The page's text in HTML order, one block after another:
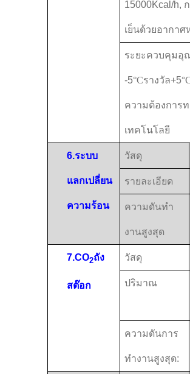
15000Kcal/h,
เย็นด้วยอากาศ
ระยะควบคุมอุ
-5°Cรางวัล+5
ความต้องการท
เทคโนโลยี
6.ระบบ
แลกเปลี่ยน
ความร้อน
วัสดุ
รายละเอียด
ความดันทํา
งานสูงสุด
7.CO2ถัง
สต๊อก
วัสดุ
ปริมาณ
ความดันการ
ทํางานสูงสุด: